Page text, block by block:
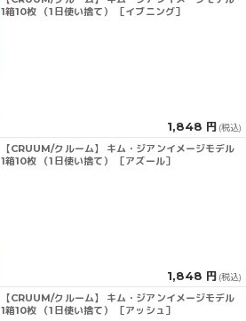
1箱10枚 （1日使い捨て） ［イブニング］
1,848 円 (税込)
【CRUUM/クルーム】 キム・ジアンイメージモデル
1箱10枚 （1日使い捨て） ［アズール］
1,848 円 (税込)
【CRUUM/クルーム】 キム・ジアンイメージモデル
1箱10枚 （1日使い捨て） ［アッシュ］